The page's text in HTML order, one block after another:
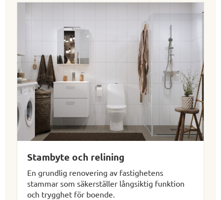
Stambyte och relining
En grundlig renovering av fastighetens
stammar som säkerställer långsiktig funktion
och trygghet för boende.